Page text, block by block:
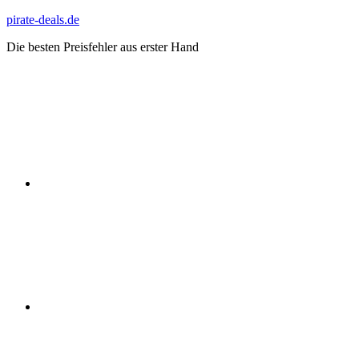
Zum
springen
pirate-deals.de
Die besten Preisfehler aus erster Hand